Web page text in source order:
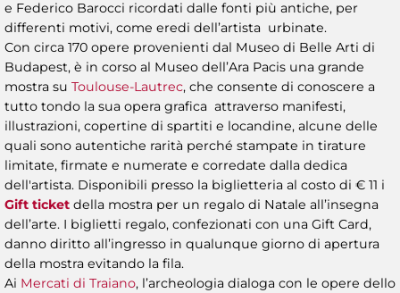
e Federico Barocci ricordati dalle fonti più antiche, per
differenti motivi, come eredi dell’artista urbinate.
Con circa 170 opere provenienti dal Museo di Belle Arti di
Budapest, è in corso al Museo dell’Ara Pacis una grande
mostra su Toulouse-Lautrec, che consente di conoscere a
tutto tondo la sua opera grafica attraverso manifesti,
illustrazioni, copertine di spartiti e locandine, alcune delle
quali sono autentiche rarità perché stampate in tirature
limitate, firmate e numerate e corredate dalla dedica
dell'artista. Disponibili presso la biglietteria al costo di € 11 i
Gift ticket della mostra per un regalo di Natale all’insegna
dell’arte. I biglietti regalo, confezionati con una Gift Card,
danno diritto all’ingresso in qualunque giorno di apertura
della mostra evitando la fila.
Ai Mercati di Traiano, l’archeologia dialoga con le opere dello